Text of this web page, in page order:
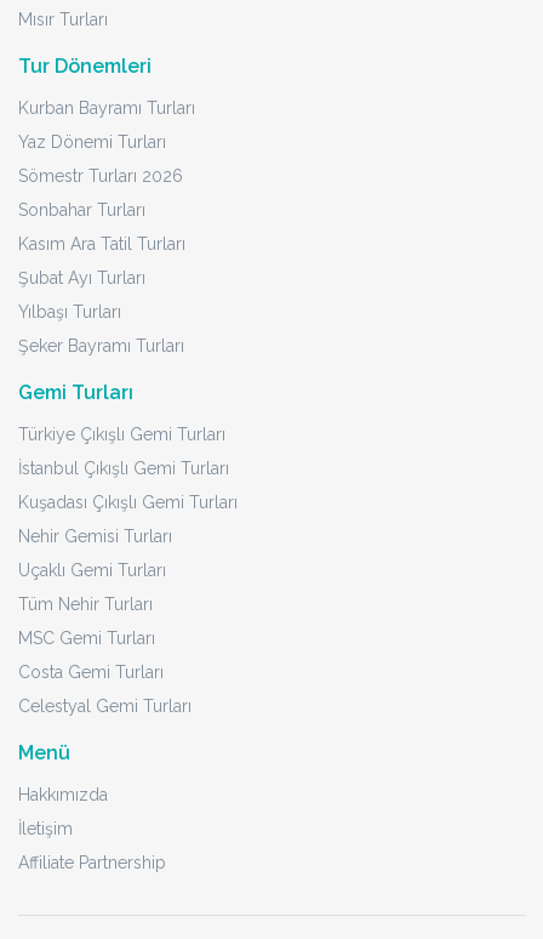
Mısır Turları
Tur Dönemleri
Kurban Bayramı Turları
Yaz Dönemi Turları
Sömestr Turları 2026
Sonbahar Turları
Kasım Ara Tatil Turları
Şubat Ayı Turları
Yılbaşı Turları
Şeker Bayramı Turları
Gemi Turları
Türkiye Çıkışlı Gemi Turları
İstanbul Çıkışlı Gemi Turları
Kuşadası Çıkışlı Gemi Turları
Nehir Gemisi Turları
Uçaklı Gemi Turları
Tüm Nehir Turları
MSC Gemi Turları
Costa Gemi Turları
Celestyal Gemi Turları
Menü
Hakkımızda
İletişim
Affiliate Partnership